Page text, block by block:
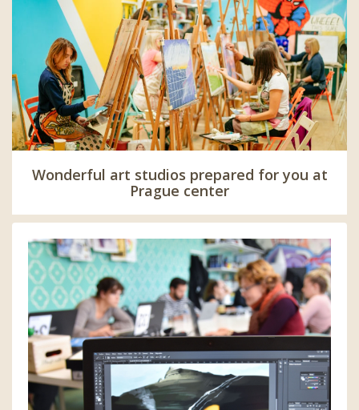
Wonderful art studios prepared for you at
Prague center